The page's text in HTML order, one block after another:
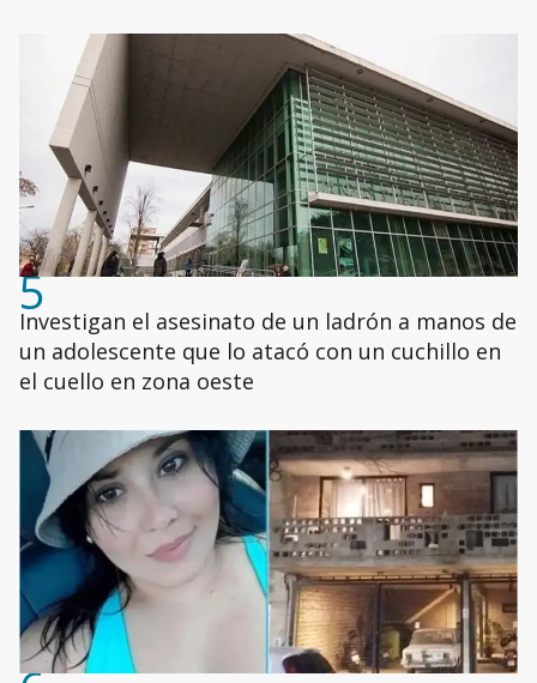
5
Investigan el asesinato de un ladrón a manos de
un adolescente que lo atacó con un cuchillo en
el cuello en zona oeste